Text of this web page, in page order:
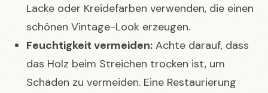
Lacke oder Kreidefarben verwenden, die einen
schönen Vintage-Look erzeugen.
Feuchtigkeit vermeiden: Achte darauf, dass
das Holz beim Streichen trocken ist, um
Schäden zu vermeiden. Eine Restaurierung